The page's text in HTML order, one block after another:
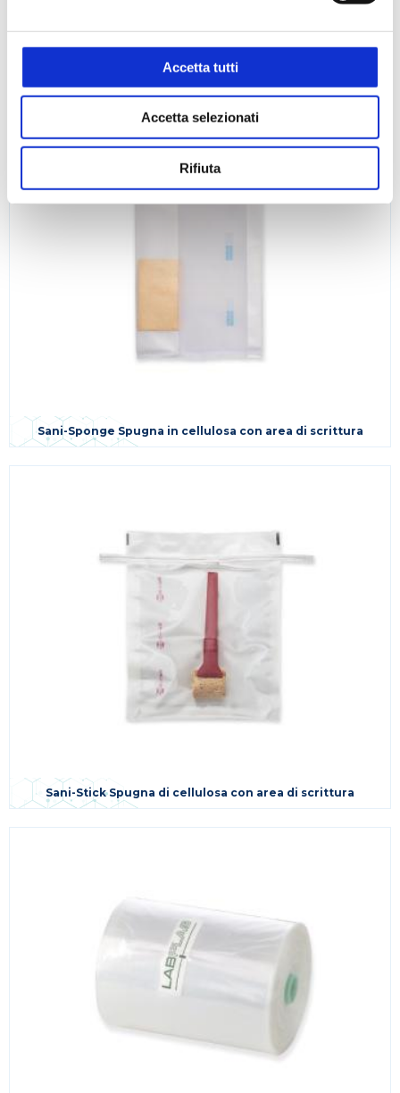
Accetta tutti
Accetta selezionati
Rifiuta
Sacchetto stand up con area di scrittura
Sani-Sponge Spugna in cellulosa con area di scrittura
Sani-Stick Spugna di cellulosa con area di scrittura